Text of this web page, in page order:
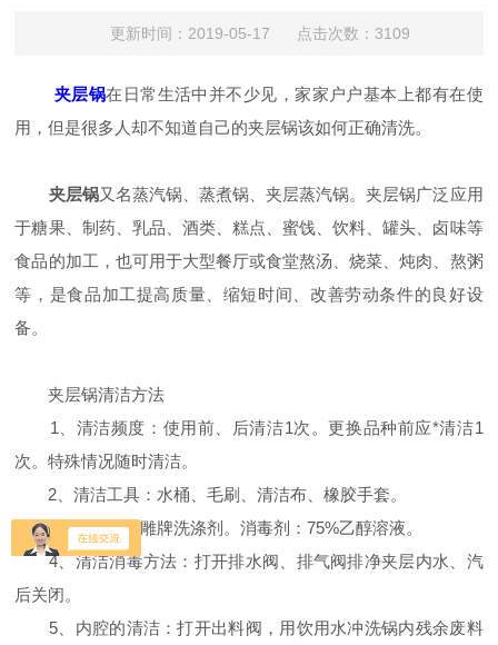
更新时间：2019-05-17 点击次数：3109
夹层锅在日常生活中并不少见，家家户户基本上都有在使
用，但是很多人却不知道自己的夹层锅该如何正确清洗。
夹层锅又名蒸汽锅、蒸煮锅、夹层蒸汽锅。夹层锅广泛应用
于糖果、制药、乳品、酒类、糕点、蜜饯、饮料、罐头、卤味等
食品的加工，也可用于大型餐厅或食堂熬汤、烧菜、炖肉、熬粥
等，是食品加工提高质量、缩短时间、改善劳动条件的良好设
备。
夹层锅清洁方法
1、清洁频度：使用前、后清洁1次。更换品种前应*清洁1
次。特殊情况随时清洁。
2、清洁工具：水桶、毛刷、清洁布、橡胶手套。
3、清洁剂：雕牌洗涤剂。消毒剂：75%乙醇溶液。
4、清洁消毒方法：打开排水阀、排气阀排净夹层内水、汽
后关闭。
5、内腔的清洁：打开出料阀，用饮用水冲洗锅内残余废料